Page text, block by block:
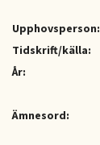
Upphovsperson:
Tidskrift/källa:
År:
Ämnesord: